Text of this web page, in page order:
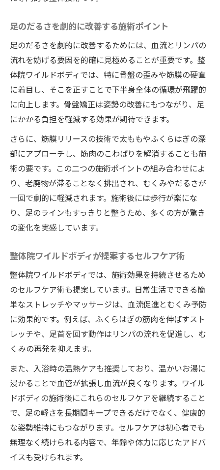
足のだるさを劇的に改善する施術ポイント
足のだるさを劇的に改善するためには、血流とリンパの
流れを妨げる要因を的確に見極めることが重要です。整
体院ワイルドボディでは、特に骨盤の歪みや筋膜の硬直
に着目し、そこを正すことで下半身全体の循環が飛躍的
に向上します。骨盤矯正は姿勢の改善にもつながり、足
にかかる負担を軽減する効果が期待できます。
さらに、筋膜リリースの技術で太ももやふくらはぎの深
部にアプローチし、筋肉のこわばりを解消することも施
術の要です。この二つの施術ポイントの組み合わせによ
り、老廃物が滞ることなく排出され、むくみやだるさが
一回で劇的に軽減されます。施術後には歩行が楽にな
り、足のラインもすっきりと整うため、多くの方が驚き
の変化を実感しています。
整体院ワイルドボディが提案するセルフケア術
整体院ワイルドボディでは、施術効果を持続させるため
のセルフケア術も提案しています。日常生活でできる簡
単なストレッチやマッサージは、血流促進とむくみ予防
に効果的です。例えば、ふくらはぎの筋肉を伸ばすスト
レッチや、足首を回す動作はリンパの流れを促進し、む
くみの再発を抑えます。
また、入浴時の温熱ケアも推奨しており、温かいお湯に
浸かることで血管が拡張し血流が良くなります。ワイル
ドボディの施術後にこれらのセルフケアを継続すること
で、足の軽さを長期間キープできるだけでなく、健康的
な姿勢維持にもつながります。セルフケアは初心者でも
無理なく続けられる内容で、年齢や体力に応じたアドバ
イスも受けられます。